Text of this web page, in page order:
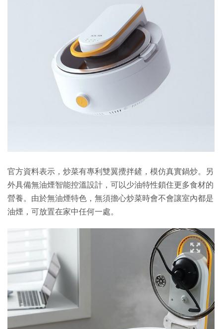
官方資料表示，炒菜有專利雙翼攪拌鏟，模仿真實鍋炒。另
外具備無油煙智能控溫設計，可以少油特性鎖住更多食材的
營養。由於無油煙特色，無須擔心炒菜時會不會讓室內都是
油煙，可放置在家中任何一處。